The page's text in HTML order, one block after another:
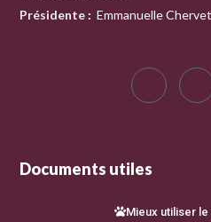
Présidente : Emmanuelle Chervet
Documents utiles
Mieux utiliser le